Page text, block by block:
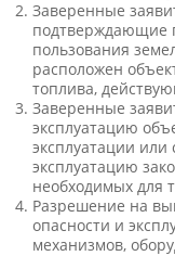
Заверенные
подтверждающие
пользования
расположен
топлива,
Заверенные
эксплуатацию
эксплуатации
эксплуатацию
необходимых для
Разрешение на
опасности и
механизмов,